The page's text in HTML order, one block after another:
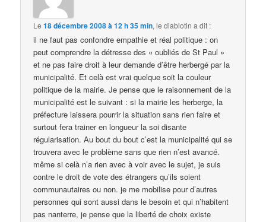
Le18 décembre 2008 à 12 h 35 min,le diablotin a dit :
il ne faut pas confondre empathie et réal politique : on
peut comprendre la détresse des « oubliés de St Paul »
et ne pas faire droit à leur demande d’être herbergé par la
municipalité. Et celà est vrai quelque soit la couleur
politique de la mairie. Je pense que le raisonnement de la
municipalité est le suivant : si la mairie les herberge, la
préfecture laissera pourrir la situation sans rien faire et
surtout fera trainer en longueur la soi disante
régularisation. Au bout du bout c’est la municipalité qui se
trouvera avec le problème sans que rien n’est avancé.
même si celà n’a rien avec à voir avec le sujet, je suis
contre le droit de vote des étrangers qu’ils soient
communautaires ou non. je me mobilise pour d’autres
personnes qui sont aussi dans le besoin et qui n’habitent
pas nanterre, je pense que la liberté de choix existe